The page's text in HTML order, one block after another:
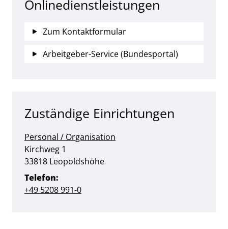
Onlinedienstleistungen
Zum Kontaktformular
Arbeitgeber-Service (Bundesportal)
Zuständige Einrichtungen
Personal / Organisation
Straße:
Kirchweg Hausnummer:
1
PLZ:
33818 Ort:
Leopoldshöhe
Telefon:
+49 5208 991-0